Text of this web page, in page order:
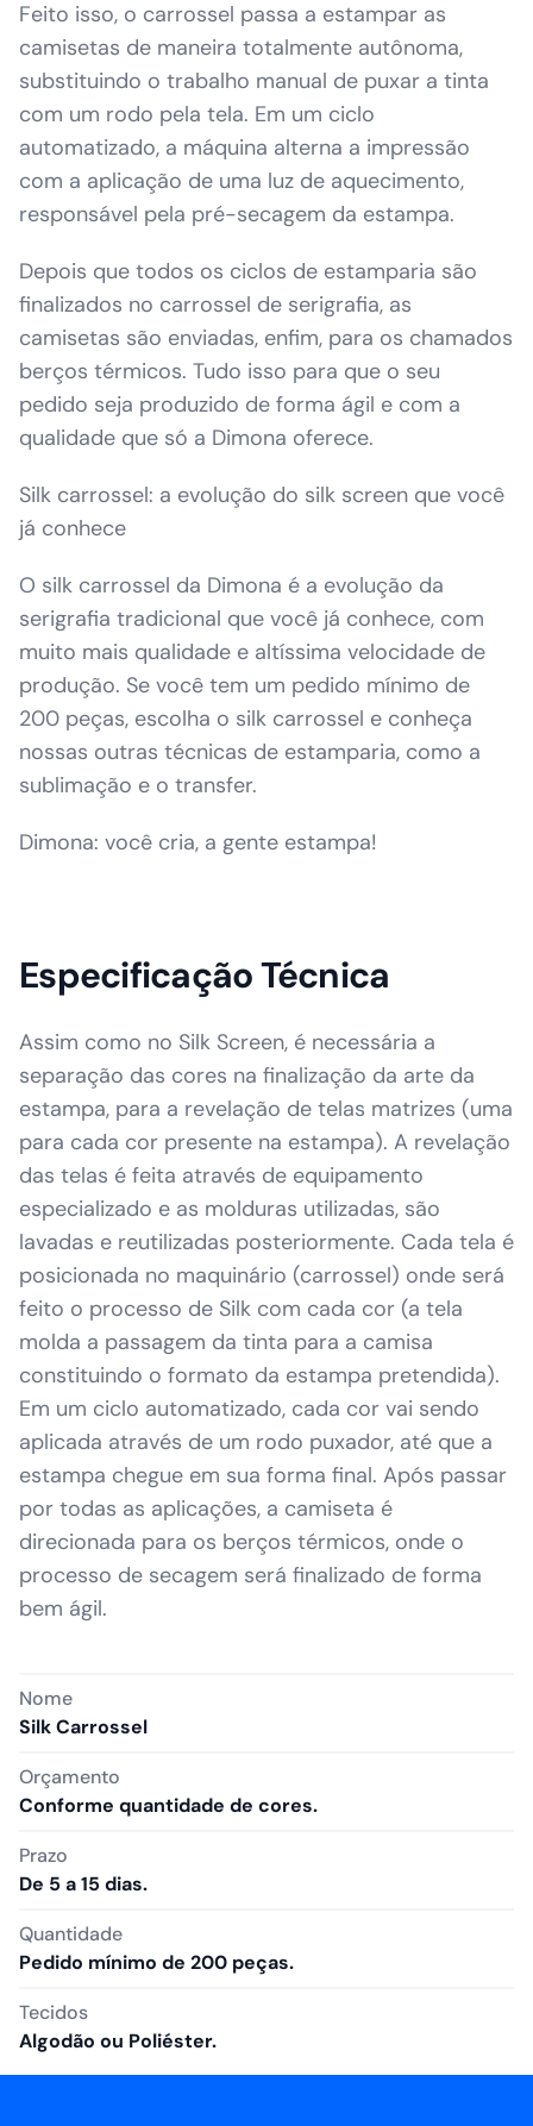
Feito isso, o carrossel passa a estampar as
camisetas de maneira totalmente autônoma,
substituindo o trabalho manual de puxar a tinta
com um rodo pela tela. Em um ciclo
automatizado, a máquina alterna a impressão
com a aplicação de uma luz de aquecimento,
responsável pela pré-secagem da estampa.
Depois que todos os ciclos de estamparia são
finalizados no carrossel de serigrafia, as
camisetas são enviadas, enfim, para os chamados
berços térmicos. Tudo isso para que o seu
pedido seja produzido de forma ágil e com a
qualidade que só a Dimona oferece.
Silk carrossel: a evolução do silk screen que você
já conhece
O silk carrossel da Dimona é a evolução da
serigrafia tradicional que você já conhece, com
muito mais qualidade e altíssima velocidade de
produção. Se você tem um pedido mínimo de
200 peças, escolha o silk carrossel e conheça
nossas outras técnicas de estamparia, como a
sublimação e o transfer.
Dimona: você cria, a gente estampa!
Especificação Técnica
Assim como no Silk Screen, é necessária a
separação das cores na finalização da arte da
estampa, para a revelação de telas matrizes (uma
para cada cor presente na estampa). A revelação
das telas é feita através de equipamento
especializado e as molduras utilizadas, são
lavadas e reutilizadas posteriormente. Cada tela é
posicionada no maquinário (carrossel) onde será
feito o processo de Silk com cada cor (a tela
molda a passagem da tinta para a camisa
constituindo o formato da estampa pretendida).
Em um ciclo automatizado, cada cor vai sendo
aplicada através de um rodo puxador, até que a
estampa chegue em sua forma final. Após passar
por todas as aplicações, a camiseta é
direcionada para os berços térmicos, onde o
processo de secagem será finalizado de forma
bem ágil.
Nome
Silk Carrossel
Orçamento
Conforme quantidade de cores.
Prazo
De 5 a 15 dias.
Quantidade
Pedido mínimo de 200 peças.
Tecidos
Algodão ou Poliéster.